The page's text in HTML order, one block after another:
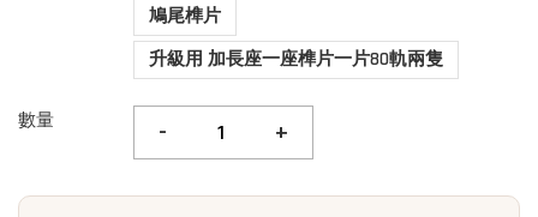
鳩尾榫片
升級用 加長座一座榫片一片80軌兩隻
數量 - +